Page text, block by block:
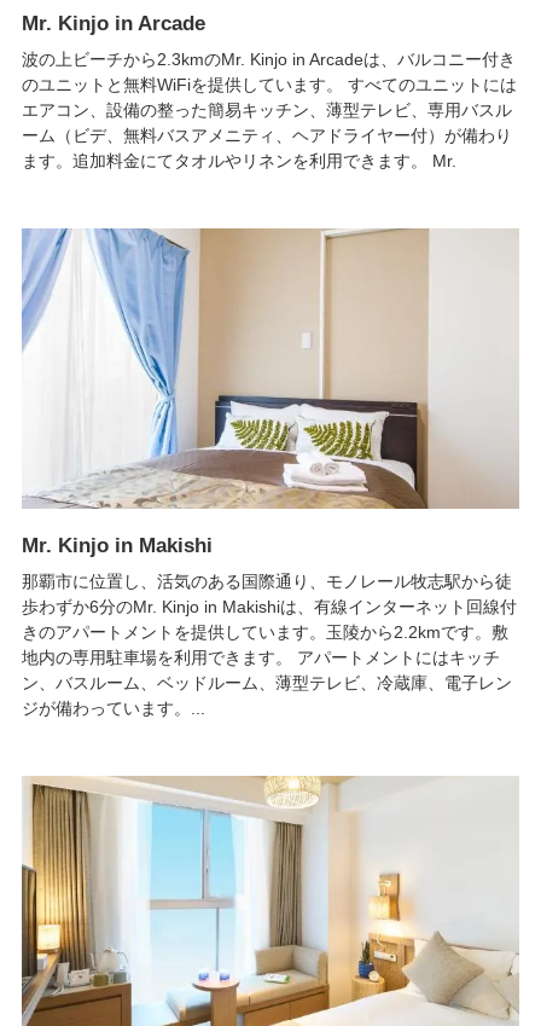
Mr. Kinjo in Arcade
波の上ビーチから2.3kmのMr. Kinjo in Arcadeは、バルコニー付き
のユニットと無料WiFiを提供しています。 すべてのユニットには
エアコン、設備の整った簡易キッチン、薄型テレビ、専用バスル
ーム（ビデ、無料バスアメニティ、ヘアドライヤー付）が備わり
ます。追加料金にてタオルやリネンを利用できます。 Mr.
Mr. Kinjo in Makishi
那覇市に位置し、活気のある国際通り、モノレール牧志駅から徒
歩わずか6分のMr. Kinjo in Makishiは、有線インターネット回線付
きのアパートメントを提供しています。玉陵から2.2kmです。敷
地内の専用駐車場を利用できます。 アパートメントにはキッチ
ン、バスルーム、ベッドルーム、薄型テレビ、冷蔵庫、電子レン
ジが備わっています。...